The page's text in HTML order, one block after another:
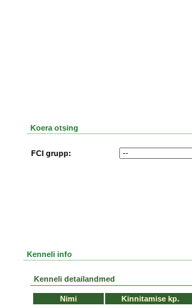
Koera otsing
FCI grupp:
Kenneli info
Kenneli detailandmed
Nimi Kinnitamise kp.